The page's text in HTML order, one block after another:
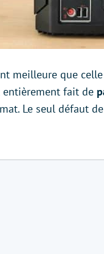
meilleure que
entièrement fait de
Le seul défaut